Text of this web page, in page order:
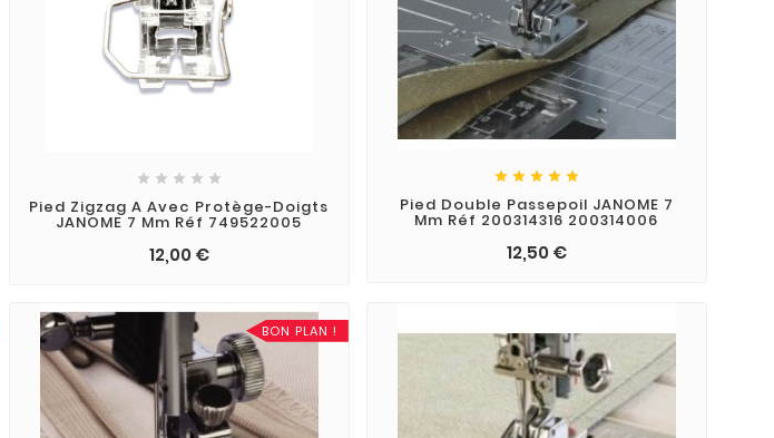
    
Pied Zigzag A Avec Protège-Doigts
JANOME 7 Mm Réf 749522005
12,00 €
    
Pied Double Passepoil JANOME 7
Mm Réf 200314316 200314006
12,50 €
BON PLAN !